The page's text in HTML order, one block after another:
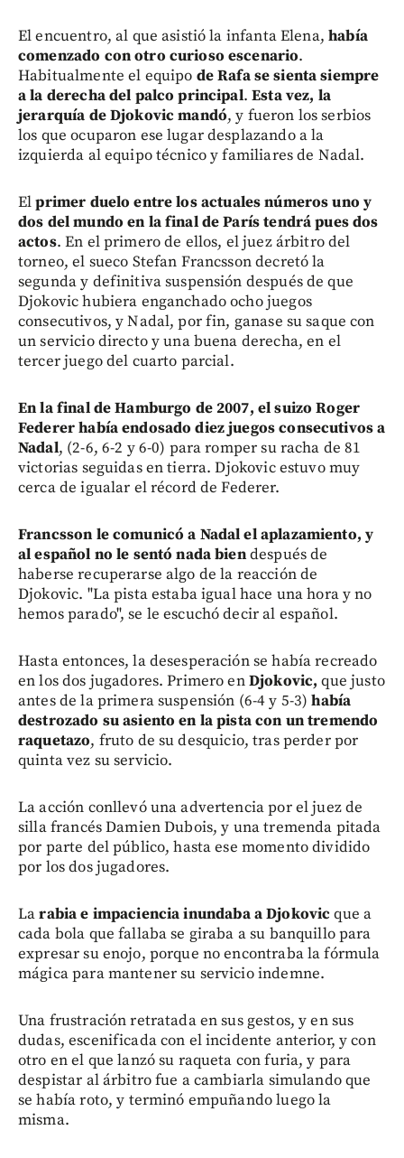
El encuentro, al que asistió la infanta Elena,había
comenzado con otro curioso escenario.
Habitualmente el equipo de Rafa se sienta siempre
a la derecha del palco principal.Esta vez, la
jerarquía de Djokovic mandó, y fueron los serbios
los que ocuparon ese lugar desplazando a la
izquierda al equipo técnico y familiares de Nadal.
Elprimer duelo entre los actuales números uno y
dos del mundo en la final de París tendrá pues dos
actos. En el primero de ellos, el juez árbitro del
torneo, el sueco Stefan Francsson decretó la
segunda y definitiva suspensión después de que
Djokovic hubiera enganchado ocho juegos
consecutivos, y Nadal, por fin, ganase su saque con
un servicio directo y una buena derecha, en el
tercer juego del cuarto parcial.
En la final de Hamburgo de 2007, el suizo Roger
Federer había endosado diez juegos consecutivos a
Nadal, (2-6, 6-2 y 6-0) para romper su racha de 81
victorias seguidas en tierra. Djokovic estuvo muy
cerca de igualar el récord de Federer.
Francsson le comunicó a Nadal el aplazamiento, y
al español no le sentó nada biendespués de
haberse recuperarse algo de la reacción de
Djokovic. "La pista estaba igual hace una hora y no
hemos parado", se le escuchó decir al español.
Hasta entonces, la desesperación se había recreado
en los dos jugadores. Primero enDjokovic, que justo
antes de la primera suspensión (6-4 y 5-3)había
destrozado su asiento en la pista con un tremendo
raquetazo, fruto de su desquicio, tras perder por
quinta vez su servicio.
La acción conllevó una advertencia por el juez de
silla francés Damien Dubois, y una tremenda pitada
por parte del público, hasta ese momento dividido
por los dos jugadores.
Larabia e impaciencia inundaba a Djokovicque a
cada bola que fallaba se giraba a su banquillo para
expresar su enojo, porque no encontraba la fórmula
mágica para mantener su servicio indemne.
Una frustración retratada en sus gestos, y en sus
dudas, escenificada con el incidente anterior, y con
otro en el que lanzó su raqueta con furia, y para
despistar al árbitro fue a cambiarla simulando que
se había roto, y terminó empuñando luego la
misma.